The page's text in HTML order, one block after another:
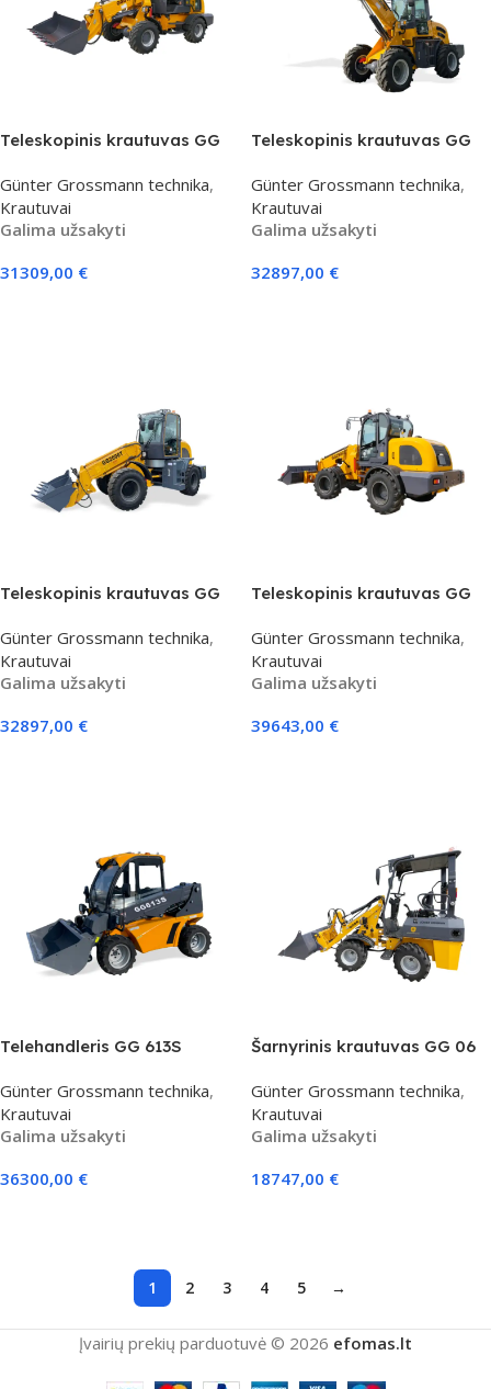
Teleskopinis krautuvas GG
Günter Grossmann technika,
Krautuvai
Galima užsakyti
31309,00 €
Teleskopinis krautuvas GG
Günter Grossmann technika,
Krautuvai
Galima užsakyti
32897,00 €
Teleskopinis krautuvas GG
Günter Grossmann technika,
Krautuvai
Galima užsakyti
32897,00 €
Teleskopinis krautuvas GG
Günter Grossmann technika,
Krautuvai
Galima užsakyti
39643,00 €
Telehandleris GG 613S
Günter Grossmann technika,
Krautuvai
Galima užsakyti
36300,00 €
Šarnyrinis krautuvas GG 06
Günter Grossmann technika,
Krautuvai
Galima užsakyti
18747,00 €
1 2 3 4 5 →
Įvairių prekių parduotuvė © 2026 efomas.lt